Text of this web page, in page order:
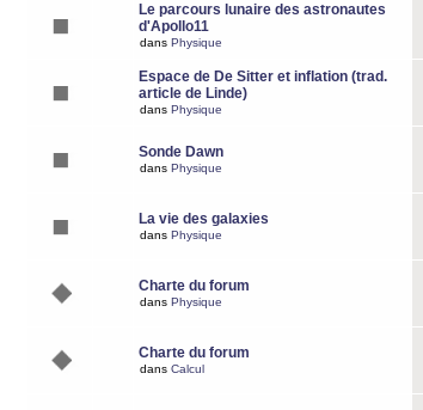
Le parcours lunaire des astronautes
d'Apollo11
dans Physique
Espace de De Sitter et inflation (trad.
article de Linde)
dans Physique
Sonde Dawn
dans Physique
La vie des galaxies
dans Physique
Charte du forum
dans Physique
Charte du forum
dans Calcul